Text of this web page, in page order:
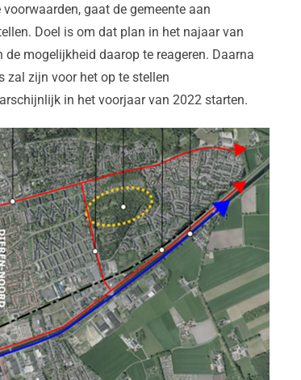
gaat de gemeente aan
Doel is om dat plan in het najaar van
mogelijkheid daarop te reageren. Daarna
zal zijn voor het op te stellen
in het voorjaar van 2022 starten.